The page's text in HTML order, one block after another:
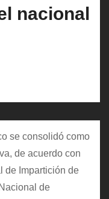
nacional
se consolidó como
de acuerdo con
de Impartición de
de